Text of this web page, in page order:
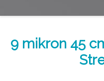
9 mikron 45